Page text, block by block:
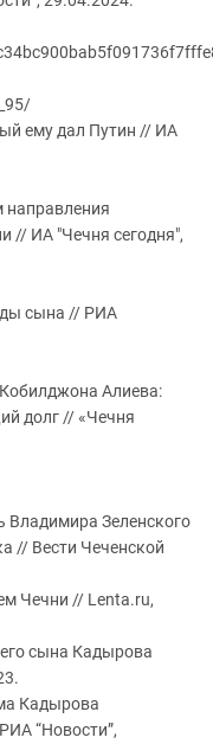
ему дал Путин // ИА
// ИА "Чечня сегодня",
сына // РИА
Алиева:
долг // «Чечня
Зеленского
// Вести Чеченской
Чечни // Lenta.ru,
сына Кадырова
Кадырова
“Новости”,